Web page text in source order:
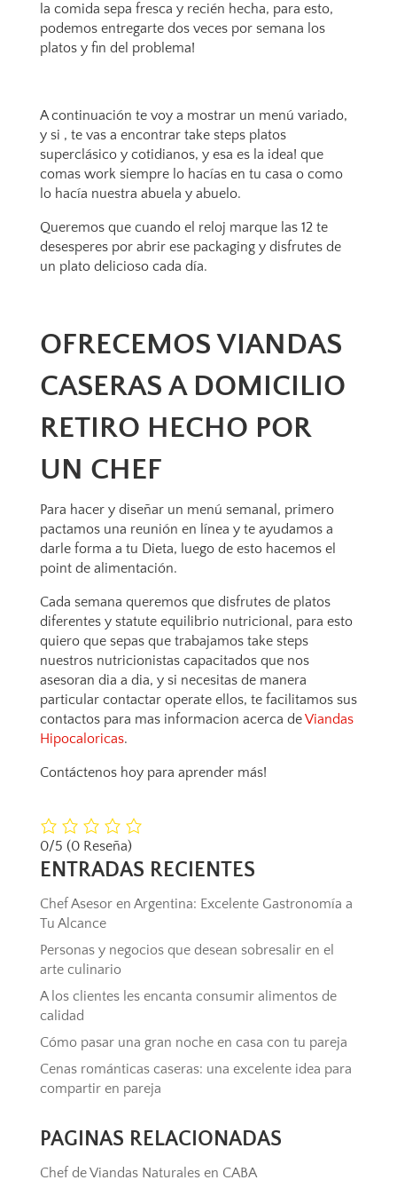
la comida sepa fresca y recién hecha, para esto,
podemos entregarte dos veces por semana los
platos y fin del problema!
A continuación te voy a mostrar un menú variado,
y si , te vas a encontrar take steps platos
superclásico y cotidianos, y esa es la idea! que
comas work siempre lo hacías en tu casa o como
lo hacía nuestra abuela y abuelo.
Queremos que cuando el reloj marque las 12 te
desesperes por abrir ese packaging y disfrutes de
un plato delicioso cada día.
OFRECEMOS VIANDAS
CASERAS A DOMICILIO
RETIRO HECHO POR
UN CHEF
Para hacer y diseñar un menú semanal, primero
pactamos una reunión en línea y te ayudamos a
darle forma a tu Dieta, luego de esto hacemos el
point de alimentación.
Cada semana queremos que disfrutes de platos
diferentes y statute equilibrio nutricional, para esto
quiero que sepas que trabajamos take steps
nuestros nutricionistas capacitados que nos
asesoran dia a dia, y si necesitas de manera
particular contactar operate ellos, te facilitamos sus
contactos para mas informacion acerca deViandas
Hipocaloricas.
Contáctenos hoy para aprender más!
0/5 (0 Reseña)
ENTRADAS RECIENTES
Chef Asesor en Argentina: Excelente Gastronomía a
Tu Alcance
Personas y negocios que desean sobresalir en el
arte culinario
A los clientes les encanta consumir alimentos de
calidad
Cómo pasar una gran noche en casa con tu pareja
Cenas románticas caseras: una excelente idea para
compartir en pareja
PAGINAS RELACIONADAS
Chef de Viandas Naturales en CABA